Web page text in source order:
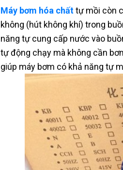
Máy bơm hóa chấttự mồi còn
không (hút không khí) trong
năng tự cung cấp nước vào
tự động chạy mà không cần
giúp máy bơm có khả năng tự